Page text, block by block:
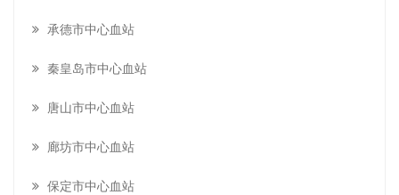
承德市中心血站
秦皇岛市中心血站
唐山市中心血站
廊坊市中心血站
保定市中心血站